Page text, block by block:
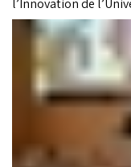
l’Innovation de
accueillera, le 29
l’Industrie et du
Nationale
échange avec M.
Mohammadia
ce dernier revient
thème «